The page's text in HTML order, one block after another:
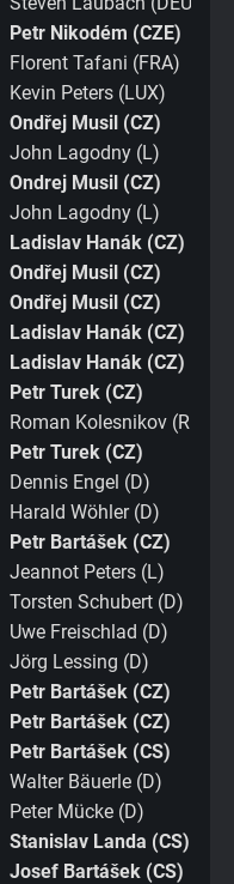
Petr Nikodém (CZE)
Florent Tafani (FRA)
Kevin Peters (LUX)
Ondřej Musil (CZ)
John Lagodny (L)
Ondrej Musil (CZ)
John Lagodny (L)
Ladislav Hanák (CZ)
Ondřej Musil (CZ)
Ondřej Musil (CZ)
Ladislav Hanák (CZ)
Ladislav Hanák (CZ)
Petr Turek (CZ)
Roman Kolesnikov (RUS)
Petr Turek (CZ)
Dennis Engel (D)
Harald Wöhler (D)
Petr Bartášek (CZ)
Jeannot Peters (L)
Torsten Schubert (D)
Uwe Freischlad (D)
Jörg Lessing (D)
Petr Bartášek (CZ)
Petr Bartášek (CZ)
Petr Bartášek (CS)
Walter Bäuerle (D)
Peter Mücke (D)
Stanislav Landa (CS)
Josef Bartášek (CS)